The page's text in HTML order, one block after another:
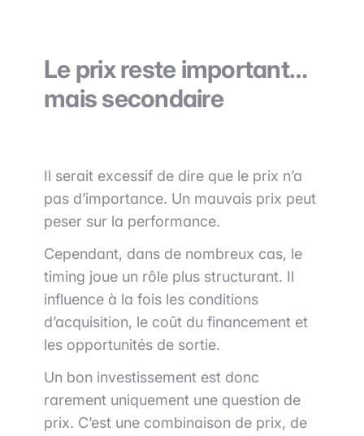
Le prix reste important…
mais secondaire
Il serait excessif de dire que le prix n’a
pas d’importance. Un mauvais prix peut
peser sur la performance.
Cependant, dans de nombreux cas, le
timing joue un rôle plus structurant. Il
influence à la fois les conditions
d’acquisition, le coût du financement et
les opportunités de sortie.
Un bon investissement est donc
rarement uniquement une question de
prix. C’est une combinaison de prix, de